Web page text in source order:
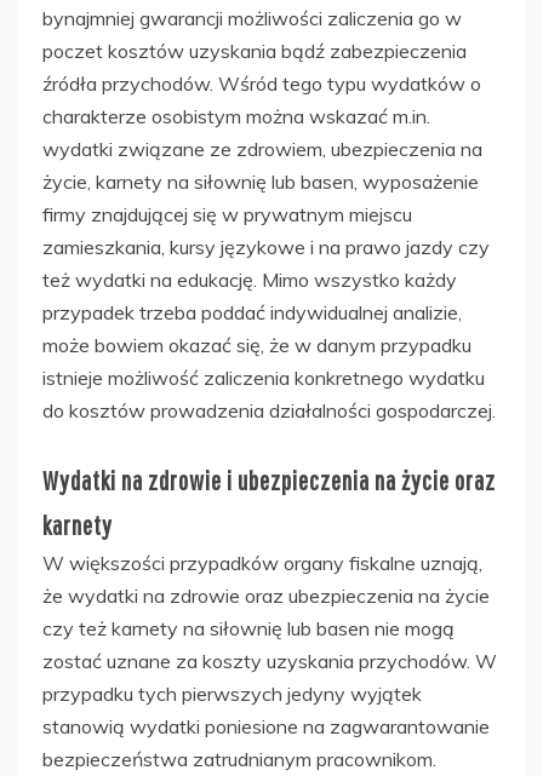
bynajmniej gwarancji możliwości zaliczenia go w
poczet kosztów uzyskania bądź zabezpieczenia
źródła przychodów. Wśród tego typu wydatków o
charakterze osobistym można wskazać m.in.
wydatki związane ze zdrowiem, ubezpieczenia na
życie, karnety na siłownię lub basen, wyposażenie
firmy znajdującej się w prywatnym miejscu
zamieszkania, kursy językowe i na prawo jazdy czy
też wydatki na edukację. Mimo wszystko każdy
przypadek trzeba poddać indywidualnej analizie,
może bowiem okazać się, że w danym przypadku
istnieje możliwość zaliczenia konkretnego wydatku
do kosztów prowadzenia działalności gospodarczej.
Wydatki na zdrowie i ubezpieczenia na życie oraz
karnety
W większości przypadków organy fiskalne uznają,
że wydatki na zdrowie oraz ubezpieczenia na życie
czy też karnety na siłownię lub basen nie mogą
zostać uznane za koszty uzyskania przychodów. W
przypadku tych pierwszych jedyny wyjątek
stanowią wydatki poniesione na zagwarantowanie
bezpieczeństwa zatrudnianym pracownikom.